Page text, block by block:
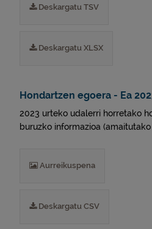
Deskargatu TSV
Deskargatu XLSX
Hondartzen egoera - Ea
2023 urteko udalerri horretako
buruzko informazioa
Aurreikuspena
Deskargatu CSV